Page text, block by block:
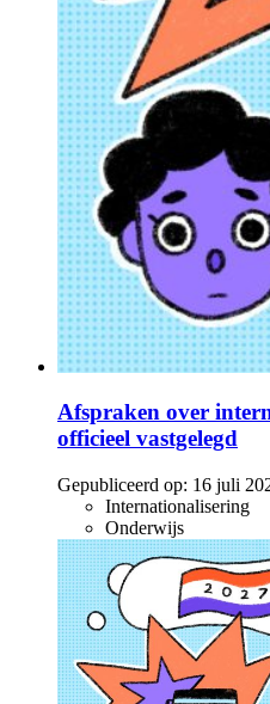
Afspraken over
officieel vastgelegd
Gepubliceerd op: 16 juli
Internationalisering
Onderwijs